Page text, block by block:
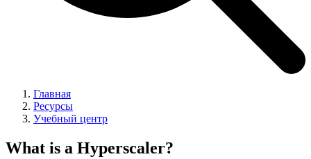
Главная
Ресурсы
Учебный центр
What is a Hyperscaler?